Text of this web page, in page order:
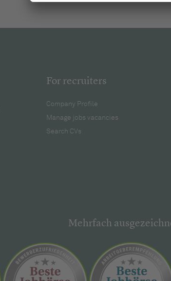
For recruiters
Company Profile
Manage jobs vacancies
Search CVs
Mehrfach